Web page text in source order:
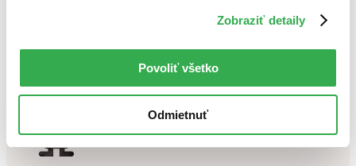
Zobraziť detaily
Povoliť všetko
Odmietnuť
Skúste prosím zmeniť vyhľadávaný výraz.
Náš pomocník Sherlock vám ju s radosťou vypátra!
Knihomoľský pomocník